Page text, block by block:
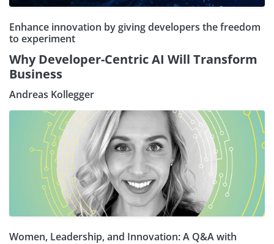
Enhance innovation by giving developers the freedom
to experiment
Why Developer-Centric AI Will Transform
Business
Andreas Kollegger
Women, Leadership, and Innovation: A Q&A with